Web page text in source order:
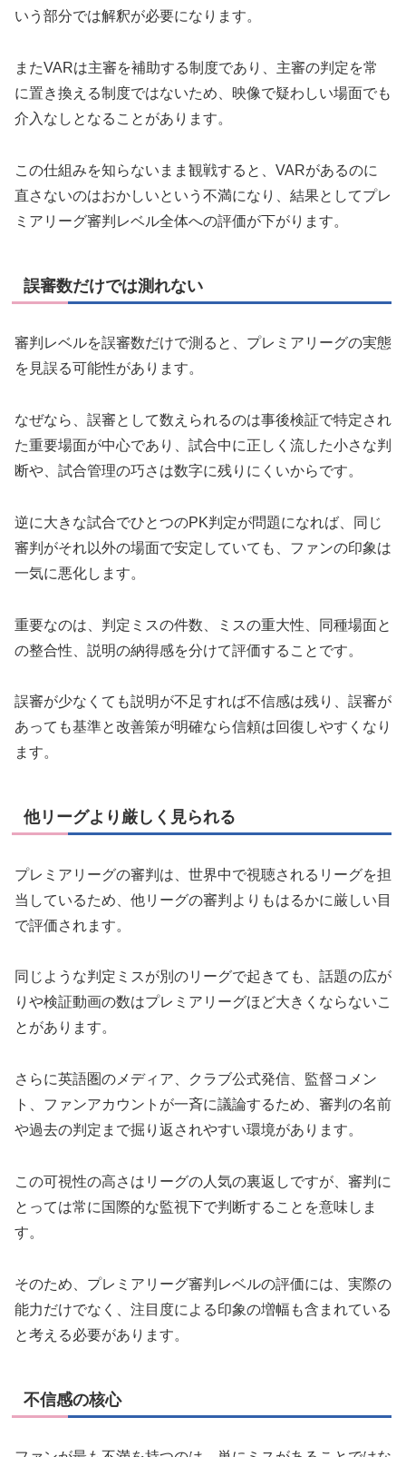
いう部分では解釈が必要になります。
またVARは主審を補助する制度であり、主審の判定を常
に置き換える制度ではないため、映像で疑わしい場面でも
介入なしとなることがあります。
この仕組みを知らないまま観戦すると、VARがあるのに
直さないのはおかしいという不満になり、結果としてプレ
ミアリーグ審判レベル全体への評価が下がります。
誤審数だけでは測れない
審判レベルを誤審数だけで測ると、プレミアリーグの実態
を見誤る可能性があります。
なぜなら、誤審として数えられるのは事後検証で特定され
た重要場面が中心であり、試合中に正しく流した小さな判
断や、試合管理の巧さは数字に残りにくいからです。
逆に大きな試合でひとつのPK判定が問題になれば、同じ
審判がそれ以外の場面で安定していても、ファンの印象は
一気に悪化します。
重要なのは、判定ミスの件数、ミスの重大性、同種場面と
の整合性、説明の納得感を分けて評価することです。
誤審が少なくても説明が不足すれば不信感は残り、誤審が
あっても基準と改善策が明確なら信頼は回復しやすくなり
ます。
他リーグより厳しく見られる
プレミアリーグの審判は、世界中で視聴されるリーグを担
当しているため、他リーグの審判よりもはるかに厳しい目
で評価されます。
同じような判定ミスが別のリーグで起きても、話題の広が
りや検証動画の数はプレミアリーグほど大きくならないこ
とがあります。
さらに英語圏のメディア、クラブ公式発信、監督コメン
ト、ファンアカウントが一斉に議論するため、審判の名前
や過去の判定まで掘り返されやすい環境があります。
この可視性の高さはリーグの人気の裏返しですが、審判に
とっては常に国際的な監視下で判断することを意味しま
す。
そのため、プレミアリーグ審判レベルの評価には、実際の
能力だけでなく、注目度による印象の増幅も含まれている
と考える必要があります。
不信感の核心